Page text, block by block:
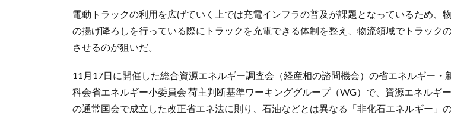
電動トラックの利用を広げていく上では充電インフラの普及が課題となっているため、
の揚げ降ろしを行っている際にトラックを充電できる体制を整え、物流領域でトラック
させるのが狙いだ。
11月17日に開催した総合資源エネルギー調査会（経産相の諮問機会）の省エネルギー・
科会省エネルギー小委員会 荷主判断基準ワーキンググループ（WG）で、資源エネルギ
の通常国会で成立した改正省エネ法に則り、石油などとは異なる「非化石エネルギー」